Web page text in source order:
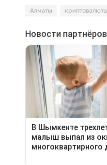
Алматы криптовалюта